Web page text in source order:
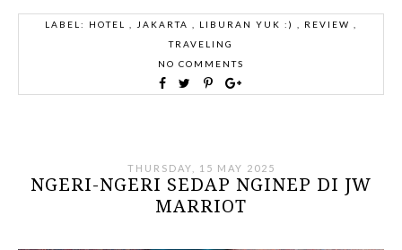
LABEL: HOTEL JAKARTA LIBURAN YUK :) REVIEW
TRAVELING
NO COMMENTS
THURSDAY, 15 MAY 2025
NGERI-NGERI SEDAP NGINEP DI JW
MARRIOT